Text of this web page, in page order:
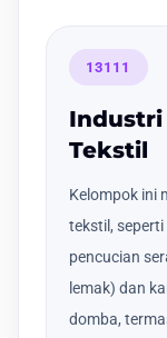
13111
Industri
Tekstil
Kelompok ini
tekstil,
pencucian
lemak) dan
domba,